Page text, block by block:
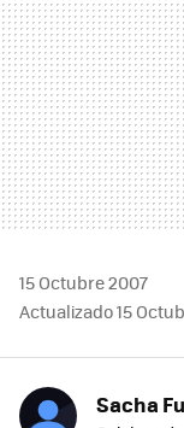
15 Octubre 2007
Actualizado 15
Sacha